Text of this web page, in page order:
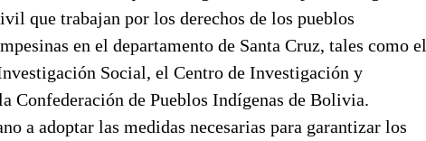
que trabajan por los derechos de los pueblos
en el departamento de Santa Cruz, tales como el
Social, el Centro de Investigación y
Confederación de Pueblos Indígenas de Bolivia.
a adoptar las medidas necesarias para garantizar los